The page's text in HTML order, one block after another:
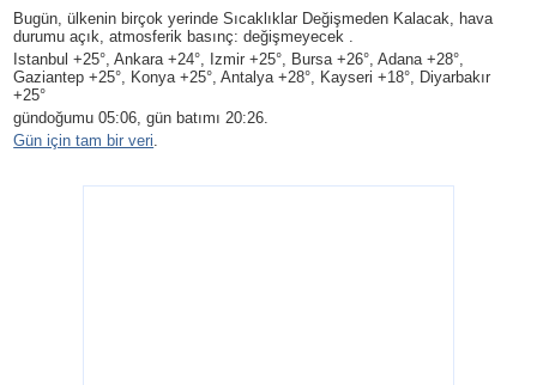
Bugün, ülkenin birçok yerinde Sıcaklıklar Değişmeden Kalacak, hava
durumu açık, atmosferik basınç: değişmeyecek .
Istanbul +25°, Ankara +24°, Izmir +25°, Bursa +26°, Adana +28°,
Gaziantep +25°, Konya +25°, Antalya +28°, Kayseri +18°, Diyarbakır
+25°
gündoğumu 05:06, gün batımı 20:26.
Gün için tam bir veri.